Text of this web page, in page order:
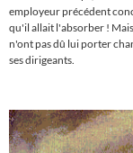
employeur précédent
qu'il allait l'absorber !
n'ont pas dû lui porter
ses dirigeants.